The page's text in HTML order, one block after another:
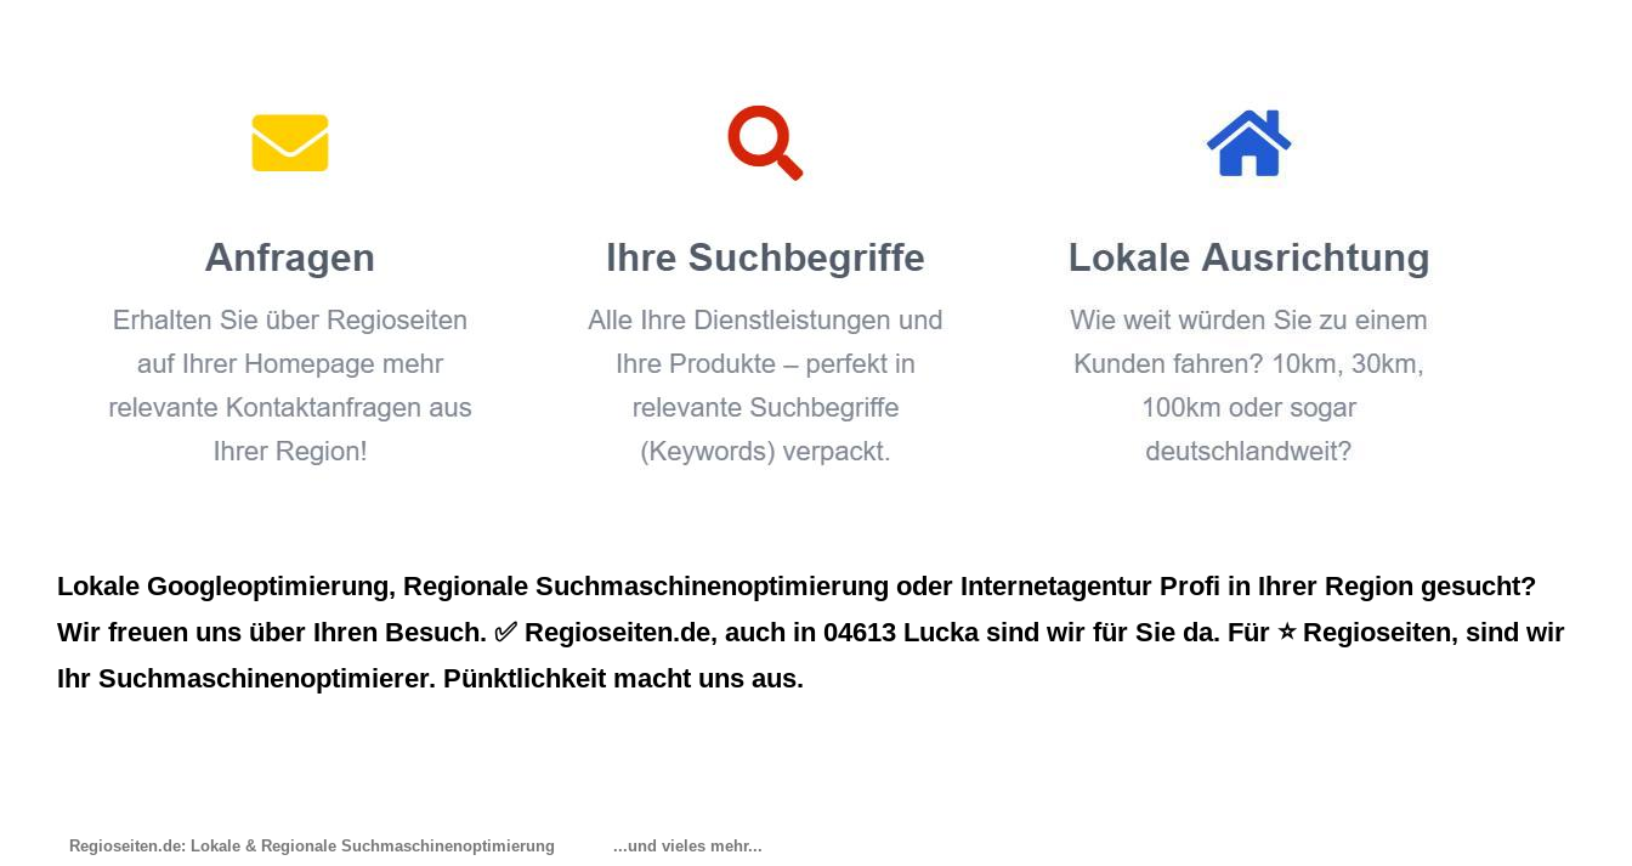
Lokale Googleoptimierung, Regionale Suchmaschinenoptimierung oder Internetagentur Profi in Ihrer Region gesucht?
Wir freuen uns über Ihren Besuch. ✅ Regioseiten.de, auch in 04613 Lucka sind wir für Sie da. Für ⭐ Regioseiten, sind wir
Ihr Suchmaschinenoptimierer. Pünktlichkeit macht uns aus.
Regioseiten.de: Lokale & Regionale Suchmaschinenoptimierung ...und vieles mehr...